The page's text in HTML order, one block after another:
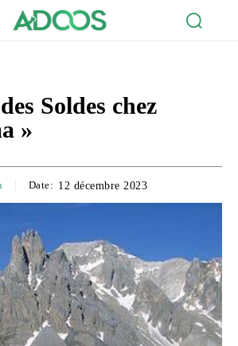
Soldes chez
»
Date: 12 décembre 2023